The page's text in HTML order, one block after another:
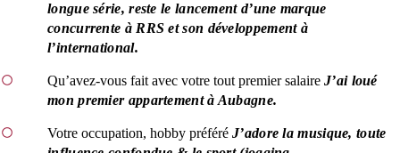
longue série, reste le lancement d’une marque
concurrente à RRS et son développement à
l’international.
Qu’avez-vous fait avec votre tout premier salaire J’ai loué
mon premier appartement à Aubagne.
Votre occupation, hobby préféré J’adore la musique, toute